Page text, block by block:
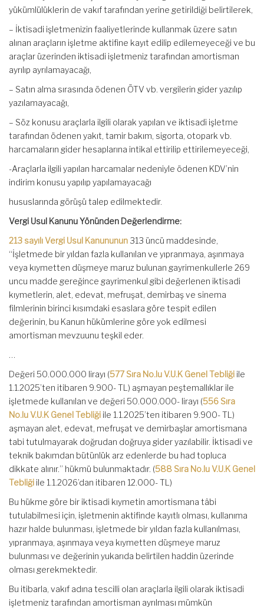
yükümlülüklerin de vakıf tarafından yerine getirildiği belirtilerek,
– İktisadi işletmenizin faaliyetlerinde kullanmak üzere satın
alınan araçların işletme aktifine kayıt edilip edilemeyeceği ve bu
araçlar üzerinden iktisadi işletmeniz tarafından amortisman
ayrılıp ayrılamayacağı,
– Satın alma sırasında ödenen ÖTV vb. vergilerin gider yazılıp
yazılamayacağı,
– Söz konusu araçlarla ilgili olarak yapılan ve iktisadi işletme
tarafından ödenen yakıt, tamir bakım, sigorta, otopark vb.
harcamaların gider hesaplarına intikal ettirilip ettirilemeyeceği,
-Araçlarla ilgili yapılan harcamalar nedeniyle ödenen KDV’nin
indirim konusu yapılıp yapılamayacağı
hususlarında görüşü talep edilmektedir.
Vergi Usul Kanunu Yönünden Değerlendirme:
213 sayılı Vergi Usul Kanununun 313 üncü maddesinde,
“İşletmede bir yıldan fazla kullanılan ve yıpranmaya, aşınmaya
veya kıymetten düşmeye maruz bulunan gayrimenkullerle 269
uncu madde gereğince gayrimenkul gibi değerlenen iktisadi
kıymetlerin, alet, edevat, mefruşat, demirbaş ve sinema
filmlerinin birinci kısımdaki esaslara göre tespit edilen
değerinin, bu Kanun hükümlerine göre yok edilmesi
amortisman mevzuunu teşkil eder.
…
Değeri 50.000.000 lirayı (577 Sıra No.lu V.U.K Genel Tebliği ile
1.1.2025’ten itibaren 9.900- TL) aşmayan peştemallıklar ile
işletmede kullanılan ve değeri 50.000.000- lirayı (556 Sıra
No.lu V.U.K Genel Tebliği ile 1.1.2025’ten itibaren 9.900- TL)
aşmayan alet, edevat, mefruşat ve demirbaşlar amortismana
tabi tutulmayarak doğrudan doğruya gider yazılabilir. İktisadi ve
teknik bakımdan bütünlük arz edenlerde bu had topluca
dikkate alınır.” hükmü bulunmaktadır. (588 Sıra No.lu V.U.K Genel
Tebliği ile 1.1.2026’dan itibaren 12.000- TL)
Bu hükme göre bir iktisadi kıymetin amortismana tâbi
tutulabilmesi için, işletmenin aktifinde kayıtlı olması, kullanıma
hazır halde bulunması, işletmede bir yıldan fazla kullanılması,
yıpranmaya, aşınmaya veya kıymetten düşmeye maruz
bulunması ve değerinin yukarıda belirtilen haddin üzerinde
olması gerekmektedir.
Bu itibarla, vakıf adına tescilli olan araçlarla ilgili olarak iktisadi
işletmeniz tarafından amortisman ayrılması mümkün